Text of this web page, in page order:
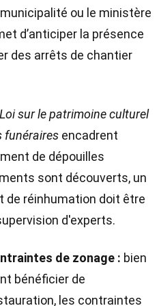
ou le ministère
d’anticiper la présence
des arrêts de chantier
Loi sur le patrimoine culturel
funéraires encadrent
de dépouilles
sont découverts, un
de réinhumation doit être
d'experts.
de zonage : bien
bénéficier de
les contraintes